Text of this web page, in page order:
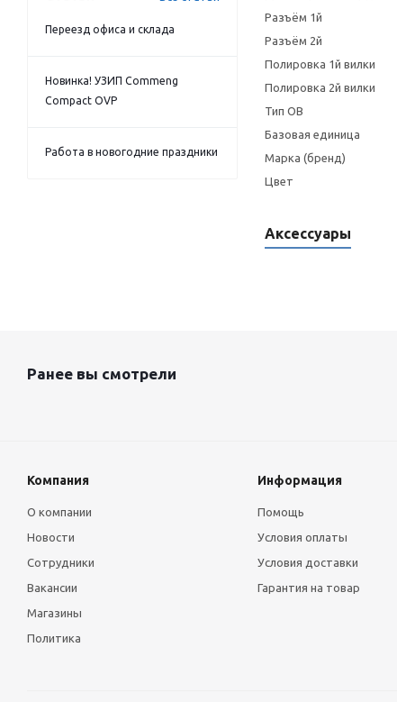
Разъём 1й
Разъём 2й
Полировка 1й вилки
Полировка 2й вилки
Тип OB
Базовая единица
Марка (бренд)
Цвет
Аксессуары
Работа в новогодние праздники
Переезд офиса и склада
Информация